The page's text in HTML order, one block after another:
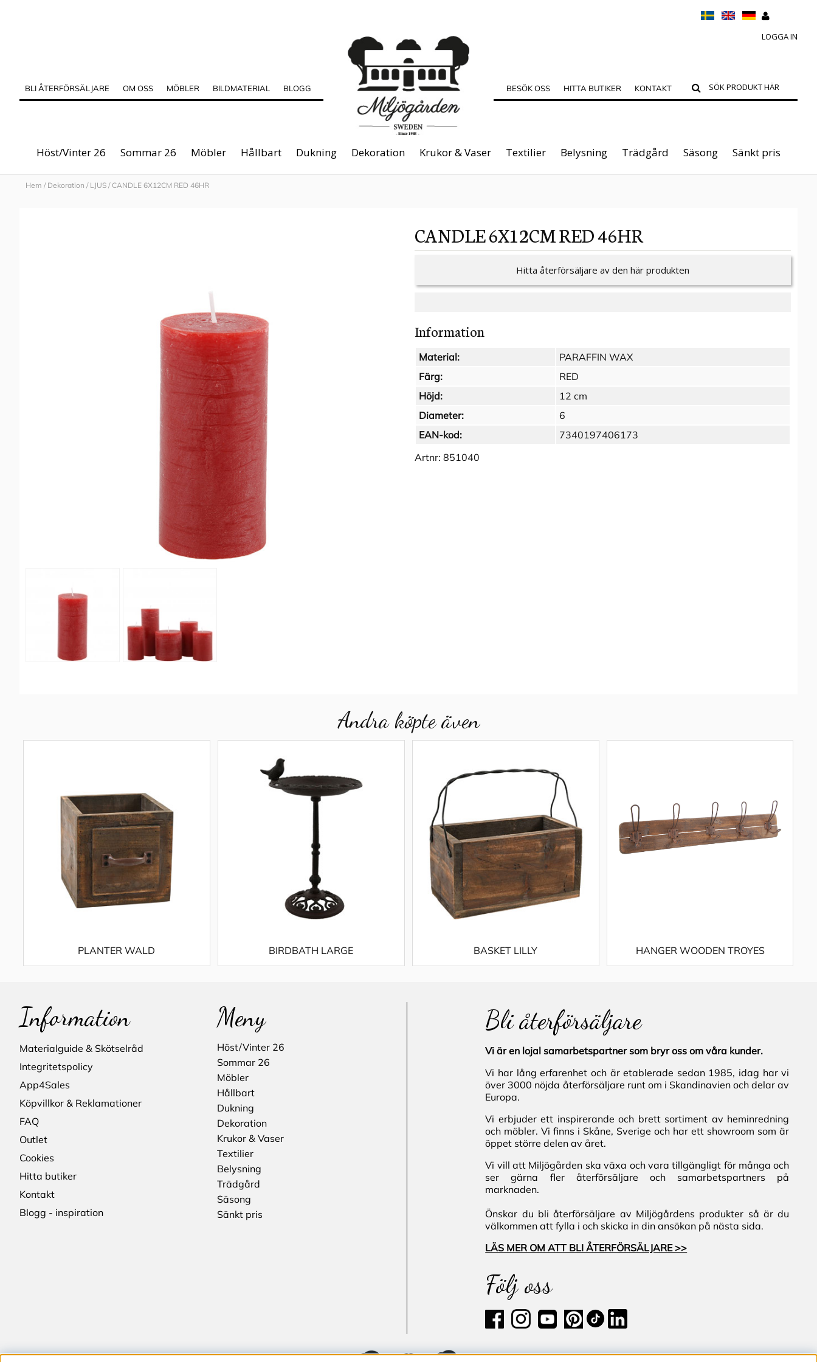
LOGGA IN
BLI ÅTERFÖRSÄLJARE OM OSS MÖBLER BILDMATERIAL BLOGG BESÖK OSS HITTA BUTIKER KONTAKT
Höst/Vinter 26 Sommar 26 Möbler Hållbart Dukning Dekoration Krukor & Vaser Textilier Belysning Trädgård Säsong Sänkt pris
Hem / Dekoration / LJUS / CANDLE 6X12CM RED 46HR
CANDLE 6X12CM RED 46HR
Hitta återförsäljare av den här produkten
Information
Material:
PARAFFIN WAX
Färg:
RED
Höjd:
12 cm
Diameter:
6
EAN-kod:
7340197406173
Artnr: 851040
Andra köpte även
PLANTER WALD BIRDBATH LARGE BASKET LILLY HANGER WOODEN TROYES
Information
Materialguide & Skötselråd
Integritetspolicy
App4Sales
Köpvillkor & Reklamationer
FAQ
Outlet
Cookies
Hitta butiker
Kontakt
Blogg - inspiration
Meny
Höst/Vinter 26
Sommar 26
Möbler
Hållbart
Dukning
Dekoration
Krukor & Vaser
Textilier
Belysning
Trädgård
Säsong
Sänkt pris
Bli återförsäljare
Vi är en lojal samarbetspartner som bryr oss om våra kunder.
Vi har lång erfarenhet och är etablerade sedan 1985, idag har vi
över 3000 nöjda återförsäljare runt om i Skandinavien och delar av
Europa.
Vi erbjuder ett inspirerande och brett sortiment av heminredning
och möbler. Vi finns i Skåne, Sverige och har ett showroom som är
öppet större delen av året.
Vi vill att Miljögården ska växa och vara tillgängligt för många och
ser gärna fler återförsäljare och samarbetspartners på
marknaden.
Önskar du bli återförsäljare av Miljögårdens produkter så är du
välkommen att fylla i och skicka in din ansökan på nästa sida.
LÄS MER OM ATT BLI ÅTERFÖRSÄLJARE >>
Följ oss